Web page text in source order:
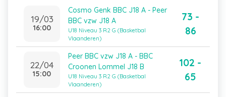
19/03
16:00
Cosmo Genk BBC J18 A - Peer
BBC vzw J18 A
U18 Niveau 3 R2 G (Basketbal
Vlaanderen)
73 -
86
22/04
15:00
Peer BBC vzw J18 A - BBC
Croonen Lommel J18 B
U18 Niveau 3 R2 G (Basketbal
Vlaanderen)
102 -
65